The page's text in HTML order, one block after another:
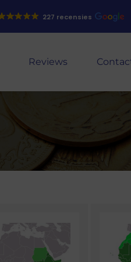
227 recensies
Reviews